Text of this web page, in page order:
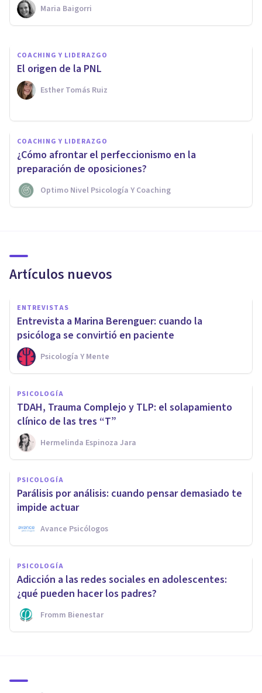
Maria Baigorri
Escuela Mediterránea De Psicología
COACHING Y LIDERAZGO
El origen de la PNL
Esther Tomás Ruiz
COACHING Y LIDERAZGO
¿Cómo afrontar el perfeccionismo en la
preparación de oposiciones?
Optimo Nivel Psicología Y Coaching
Artículos nuevos
ENTREVISTAS
Entrevista a Marina Berenguer: cuando la
psicóloga se convirtió en paciente
Psicología Y Mente
PSICOLOGÍA
TDAH, Trauma Complejo y TLP: el solapamiento
clínico de las tres “T”
Hermelinda Espinoza Jara
PSICOLOGÍA
Parálisis por análisis: cuando pensar demasiado te
impide actuar
Avance Psicólogos
PSICOLOGÍA
Adicción a las redes sociales en adolescentes:
¿qué pueden hacer los padres?
Fromm Bienestar